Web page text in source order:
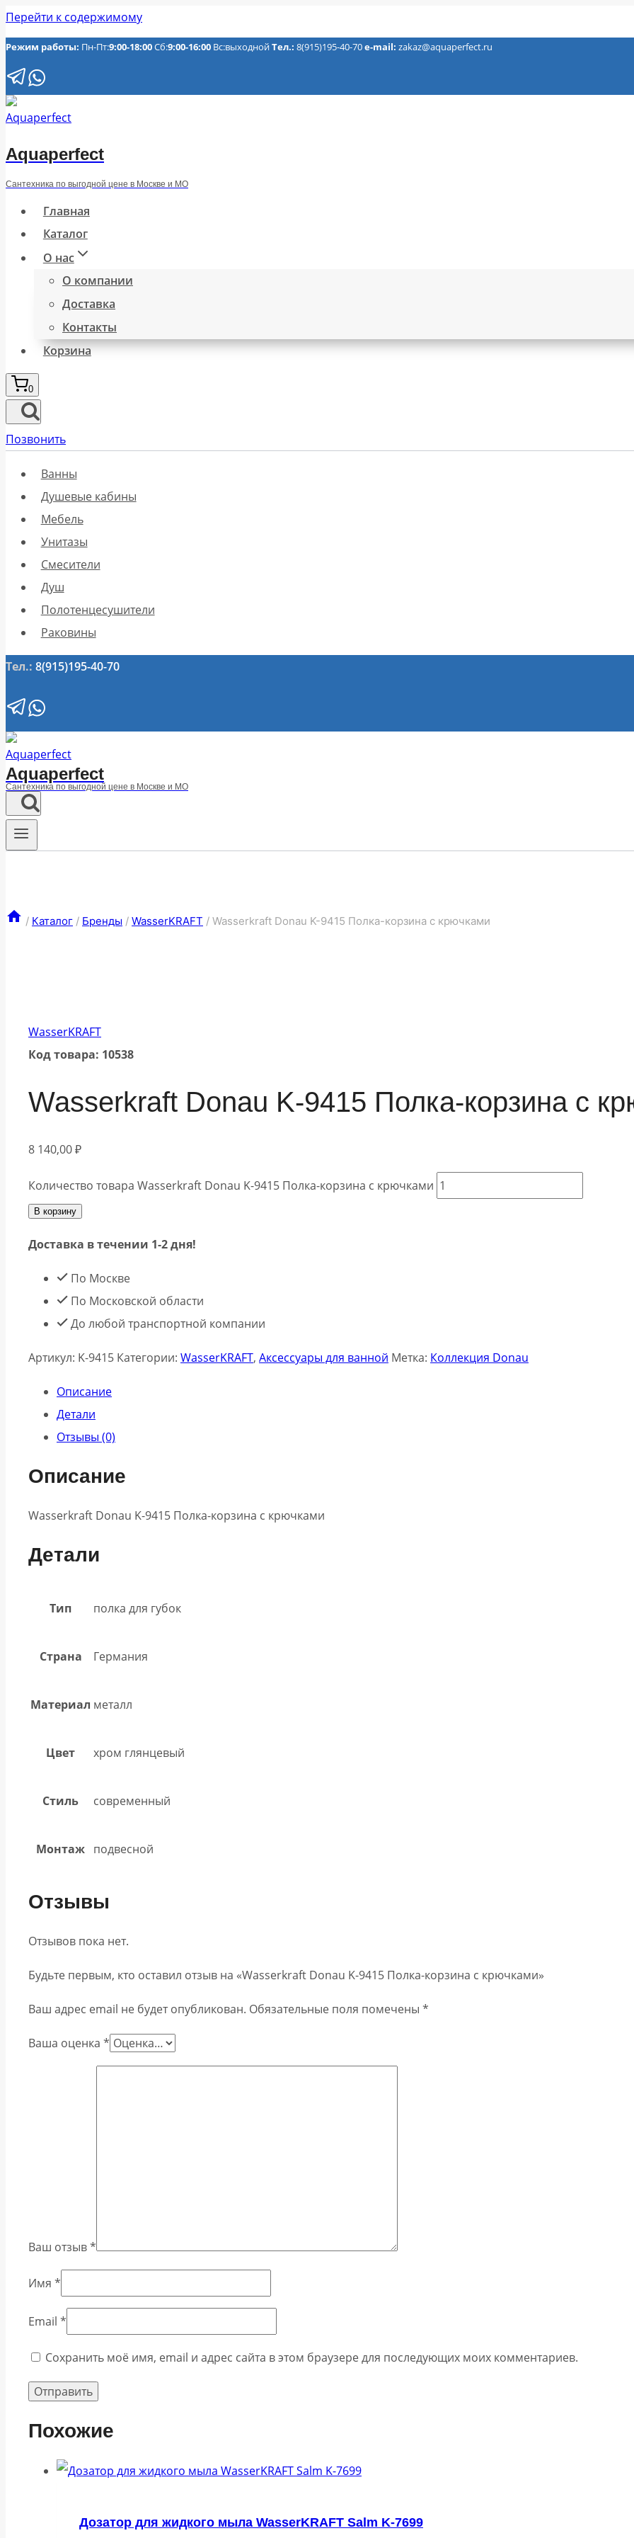
Перейти к содержимому
Режим работы: Пн-Пт:9:00-18:00Сб:9:00-16:00 Вс:выходнойТел.: 8(915)195-40-70e-mail: zakaz@aquaperfect.ru
Aquaperfect
Сантехника по выгодной цене в Москве и МО
Главная
Каталог
О нас
О компании
Доставка
Контакты
Корзина
0
Позвонить
Ванны
Душевые кабины
Мебель
Унитазы
Смесители
Душ
Полотенцесушители
Раковины
Тел.: 8(915)195-40-70
Aquaperfect
Сантехника по выгодной цене в Москве и МО
/ Каталог / Бренды / WasserKRAFT / Wasserkraft Donau K-9415 Полка-корзина с крючками
WasserKRAFT
Код товара: 10538
Wasserkraft Donau K-9415 Полка-корзина с
8 140,00₽
Количество товара Wasserkraft Donau K-9415 Полка-корзина с крючками
В корзину
Доставка в течении 1-2 дня!
По Москве
По Московской области
До любой транспортной компании
Артикул: K-9415 Категории: WasserKRAFT, Аксессуары для ванной Метка: Коллекция Donau
Описание
Детали
Отзывы (0)
Описание
Wasserkraft Donau K-9415 Полка-корзина с крючками
Детали
Тип полка для губок
Страна Германия
Материал металл
Цвет хром глянцевый
Стиль современный
Монтаж подвесной
Отзывы
Отзывов пока нет.
Будьте первым, кто оставил отзыв на «Wasserkraft Donau K-9415 Полка-корзина с крючками»
Ваш адрес email не будет опубликован. Обязательные поля помечены *
Ваша оценка *
Ваш отзыв*
Имя *
Email *
Сохранить моё имя, email и адрес сайта в этом браузере для последующих моих комментариев.
Похожие
Дозатор для жидкого мыла WasserKRAFT Salm K-7699